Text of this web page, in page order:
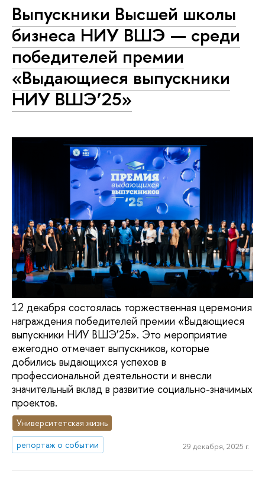
Выпускники Высшей школы
бизнеса НИУ ВШЭ — среди
победителей премии
«Выдающиеся выпускники
НИУ ВШЭ’25»
12 декабря состоялась торжественная церемония
награждения победителей премии «Выдающиеся
выпускники НИУ ВШЭ’25». Это мероприятие
ежегодно отмечает выпускников, которые
добились выдающихся успехов в
профессиональной деятельности и внесли
значительный вклад в развитие социально-значимых
проектов.
Университетская жизнь
репортаж о событии
29 декабря, 2025 г.